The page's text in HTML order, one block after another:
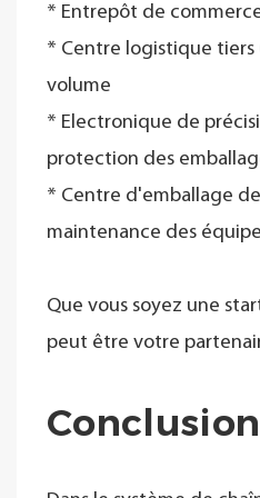
* Entrepôt de
* Centre logistique tiers
volume
* Electronique de
protection des
* Centre d'emballage
maintenance des
Que vous soyez une
peut être votre
Conclusion